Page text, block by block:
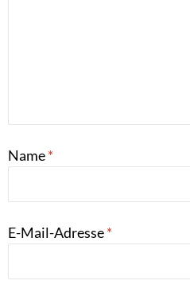
Name*
E-Mail-Adresse*